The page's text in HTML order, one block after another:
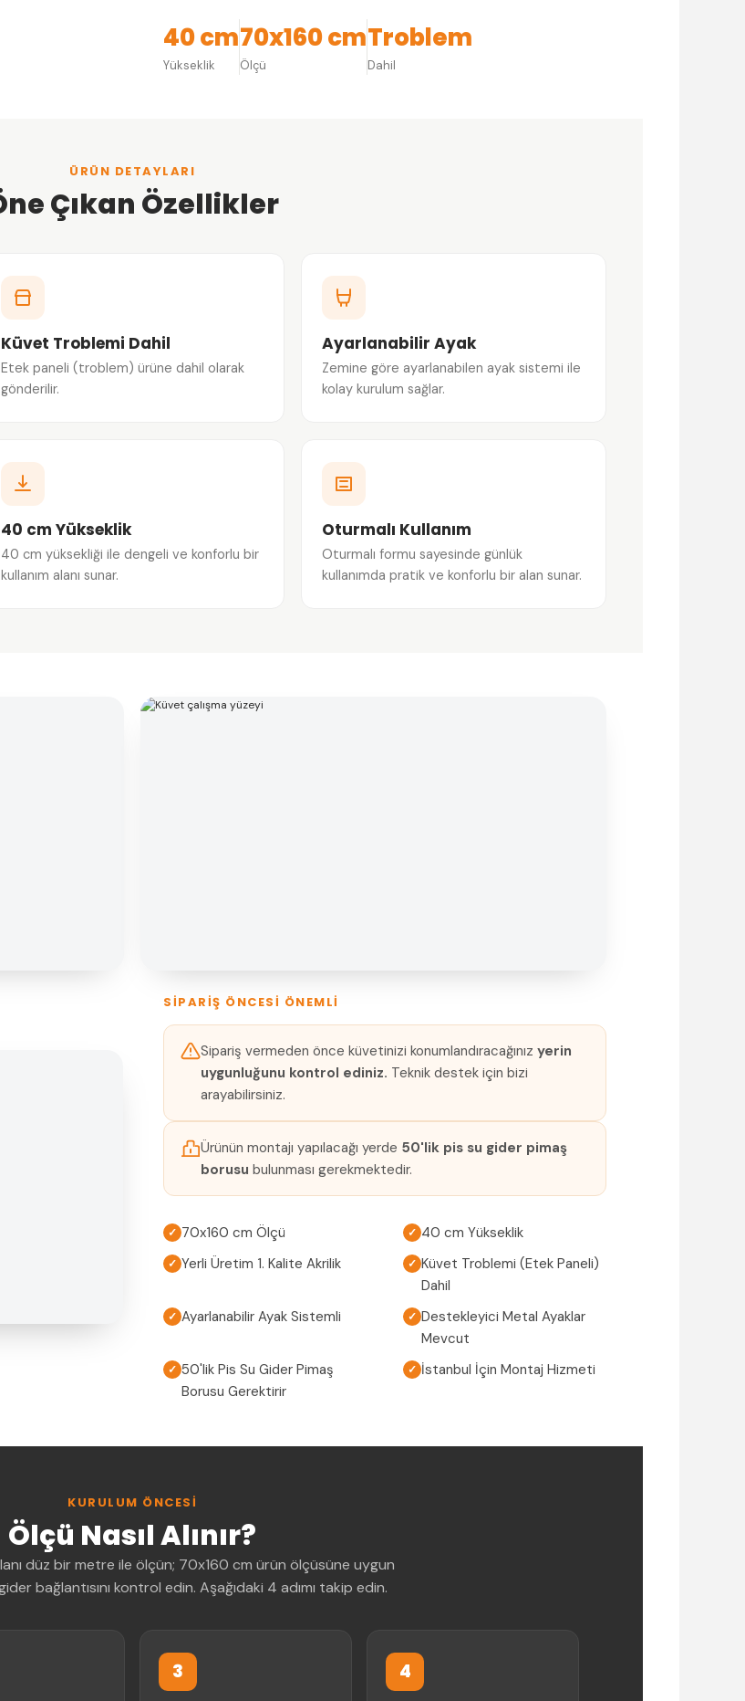
40 cm
Yükseklik
70x160 cm
Ölçü
Troblem
Dahil
ÜRÜN DETAYLARI
Çıkan Özellikler
Küvet Troblemi Dahil
Etek paneli (troblem) ürüne dahil olarak
gönderilir.
Ayarlanabilir Ayak
Zemine göre ayarlanabilen ayak sistemi ile
kolay kurulum sağlar.
40 cm Yükseklik
40 cm yüksekliği ile dengeli ve konforlu bir
kullanım alanı sunar.
Oturmalı Kullanım
Oturmalı formu sayesinde günlük
kullanımda pratik ve konforlu bir alan sunar.
SIPARIŞ ÖNCESI ÖNEMLI
Sipariş vermeden önce küvetinizi konumlandıracağınızyerin
uygunluğunu kontrol ediniz. Teknik destek için bizi
arayabilirsiniz.
Ürünün montajı yapılacağı yerde 50'lik pis su gider pimaş
borusu bulunması gerekmektedir.
✓ 70x160 cm Ölçü ✓ 40 cm Yükseklik
✓ Yerli Üretim 1. Kalite Akrilik ✓ Küvet Troblemi (Etek Paneli)
Dahil
✓ Ayarlanabilir Ayak Sistemli ✓ Destekleyici Metal Ayaklar
Mevcut
✓ 50'lik Pis Su Gider Pimaş
Borusu Gerektirir
✓ İstanbul İçin Montaj Hizmeti
KURULUM ÖNCESI
Ölçü Nasıl Alınır?
düz bir metre ile ölçün; 70x160 cm ürün ölçüsüne uygun
bağlantısını kontrol edin. Aşağıdaki 4 adımı takip edin.
3 4